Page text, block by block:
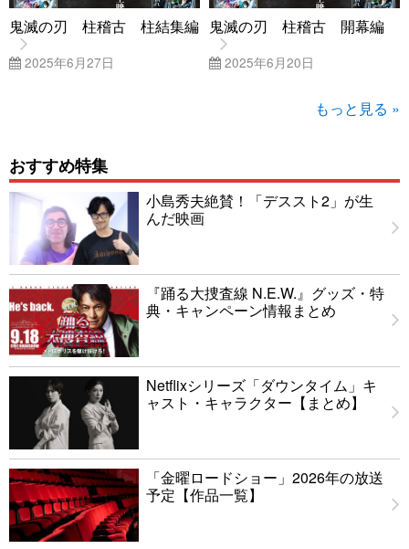
鬼滅の刃 柱稽古 柱結集編
2025年6月27日
鬼滅の刃 柱稽古 開幕編
2025年6月20日
もっと見る »
おすすめ特集
小島秀夫絶賛！「デススト2」が生
んだ映画
『踊る大捜査線 N.E.W.』グッズ・特
典・キャンペーン情報まとめ
Netflixシリーズ「ダウンタイム」キ
ャスト・キャラクター【まとめ】
「金曜ロードショー」2026年の放送
予定【作品一覧】